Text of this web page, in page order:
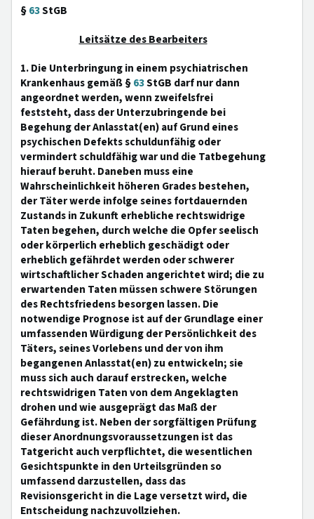
§63StGB
Leitsätze des Bearbeiters
1. Die Unterbringung in einem psychiatrischen
Krankenhaus gemäß §63StGB darf nur dann
angeordnet werden, wenn zweifelsfrei
feststeht, dass der Unterzubringende bei
Begehung der Anlasstat(en) auf Grund eines
psychischen Defekts schuldunfähig oder
vermindert schuldfähig war und die Tatbegehung
hierauf beruht. Daneben muss eine
Wahrscheinlichkeit höheren Grades bestehen,
der Täter werde infolge seines fortdauernden
Zustands in Zukunft erhebliche rechtswidrige
Taten begehen, durch welche die Opfer seelisch
oder körperlich erheblich geschädigt oder
erheblich gefährdet werden oder schwerer
wirtschaftlicher Schaden angerichtet wird; die zu
erwartenden Taten müssen schwere Störungen
des Rechtsfriedens besorgen lassen. Die
notwendige Prognose ist auf der Grundlage einer
umfassenden Würdigung der Persönlichkeit des
Täters, seines Vorlebens und der von ihm
begangenen Anlasstat(en) zu entwickeln; sie
muss sich auch darauf erstrecken, welche
rechtswidrigen Taten von dem Angeklagten
drohen und wie ausgeprägt das Maß der
Gefährdung ist. Neben der sorgfältigen Prüfung
dieser Anordnungsvoraussetzungen ist das
Tatgericht auch verpflichtet, die wesentlichen
Gesichtspunkte in den Urteilsgründen so
umfassend darzustellen, dass das
Revisionsgericht in die Lage versetzt wird, die
Entscheidung nachzuvollziehen.